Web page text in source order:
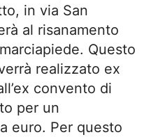
in via San
al risanamento
Questo
realizzato ex
convento di
per un
euro. Per questo